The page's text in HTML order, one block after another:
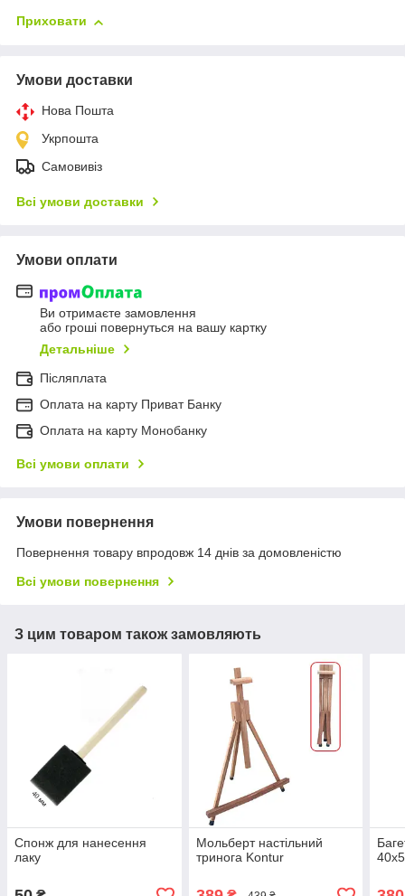
Приховати
Умови доставки
Нова Пошта
Укрпошта
Самовивіз
Всі умови доставки
Умови оплати
Ви отримаєте замовлення
або гроші повернуться на вашу картку
Детальніше
Післяплата
Оплата на карту Приват Банку
Оплата на карту Монобанку
Всі умови оплати
Умови повернення
Повернення товару впродовж 14 днів за домовленістю
Всі умови повернення
З цим товаром також замовляють
Спонж для нанесення
лаку
Мольберт настільний
тринога Kontur